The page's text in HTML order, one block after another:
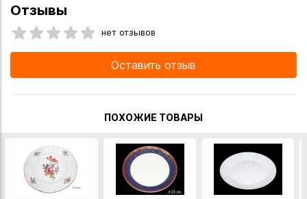
Отзывы
нет отзывов
Оставить отзыв
ПОХОЖИЕ ТОВАРЫ